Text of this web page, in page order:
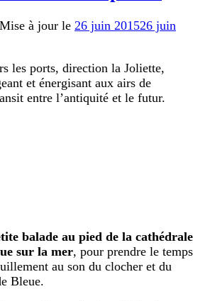
Mise à jour le 26 juin 201526 juin
les ports, direction la Joliette,
et énergisant aux airs de
entre l’antiquité et le futur.
balade au pied de la cathédrale
sur la mer, pour prendre le temps
au son du clocher et du
Bleue.